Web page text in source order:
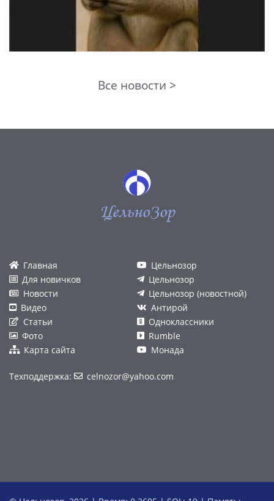
Все новости >
ЦельноЗор
Главная
Для новичков
Новости
Видео
Статьи
Фото
Карта сайта
Цельнозор
Цельнозор
Цельнозор (новостной)
Антирой
Одноклассники
Rumble
Монада
Техподдержка: celnozor@yahoo.com